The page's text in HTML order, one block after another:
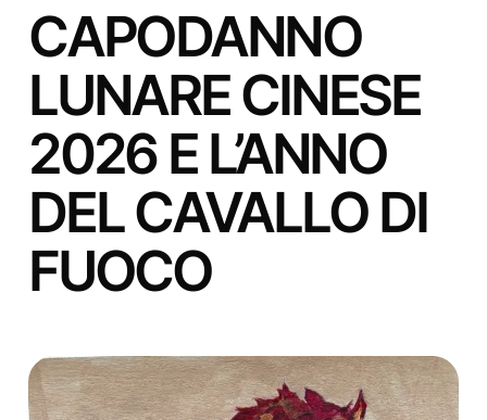
CAPODANNO
LUNARE CINESE
2026 E L’ANNO
DEL CAVALLO DI
FUOCO